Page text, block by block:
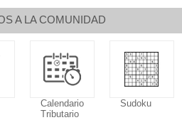
A LA COMUNIDAD
Calendario
Tributario
Sudoku